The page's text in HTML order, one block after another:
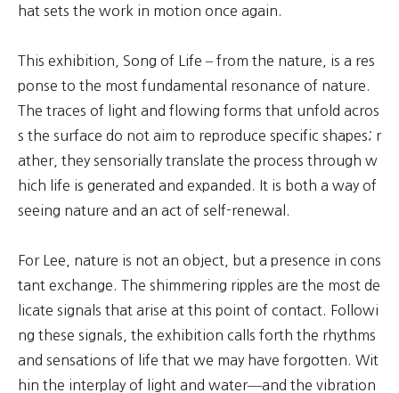
hat sets the work in motion once again.
This exhibition, Song of Life – from the nature, is a res
ponse to the most fundamental resonance of nature.
The traces of light and flowing forms that unfold acros
s the surface do not aim to reproduce specific shapes; r
ather, they sensorially translate the process through w
hich life is generated and expanded. It is both a way of
seeing nature and an act of self-renewal.
For Lee, nature is not an object, but a presence in cons
tant exchange. The shimmering ripples are the most de
licate signals that arise at this point of contact. Followi
ng these signals, the exhibition calls forth the rhythms
and sensations of life that we may have forgotten. Wit
hin the interplay of light and water—and the vibration